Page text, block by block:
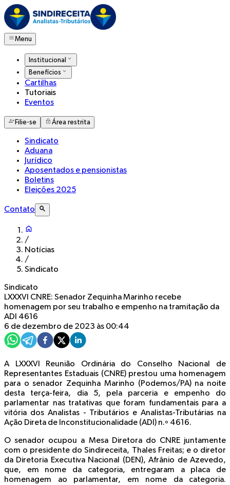
Menu
Institucional
Benefícios
Cartilhas
Tutoriais
Eventos
Filie-se Área restrita
Sindicato
Aduana
Jurídico
Aposentados e pensionistas
Boletins
Eleições 2025
Contato
/
Notícias
/
Sindicato
Sindicato
LXXXVI CNRE: Senador Zequinha Marinho recebe
homenagem por seu trabalho e empenho na tramitação da
ADI 4616
6 de dezembro de 2023 às 00:44
A LXXXVI Reunião Ordinária do Conselho Nacional de
Representantes Estaduais (CNRE) prestou uma homenagem
para o senador Zequinha Marinho (Podemos/PA) na noite
desta terça-feira, dia 5, pela parceria e empenho do
parlamentar nas tratativas que foram fundamentais para a
vitória dos Analistas - Tributários e Analistas-Tributárias na
Ação Direta de Inconstitucionalidade (ADI) n.º 4616.
O senador ocupou a Mesa Diretora do CNRE juntamente
com o presidente do Sindireceita, Thales Freitas; e o diretor
da Diretoria Executiva Nacional (DEN), Afrânio de Azevedo,
que, em nome da categoria, entregaram a placa de
homenagem ao parlamentar, em nome da categoria.